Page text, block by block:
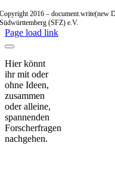
Copyright 2016 – document.write(new
Südwürttemberg (SFZ) e.V.
Page load link
Hier könnt
ihr mit oder
ohne Ideen,
zusammen
oder alleine,
spannenden
Forscherfragen
nachgehen.